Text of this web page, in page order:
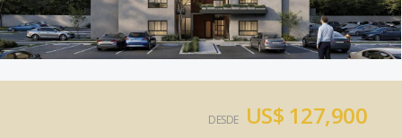
DESDE US$ 127,900